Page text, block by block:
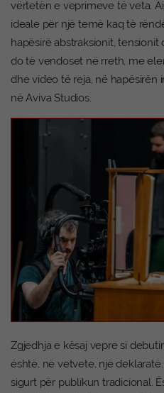
vërtetën e veprimeve të veta.
ideale për një temë kaq të
hapësirë abstraksionit,
do të vendoset në rreth, me
dhe video të reja, në hapësirën
në Aviva Studios.
Zgjedhja e kësaj vepre si
është, në vetvete, një
sigurt për publikun tradicional.